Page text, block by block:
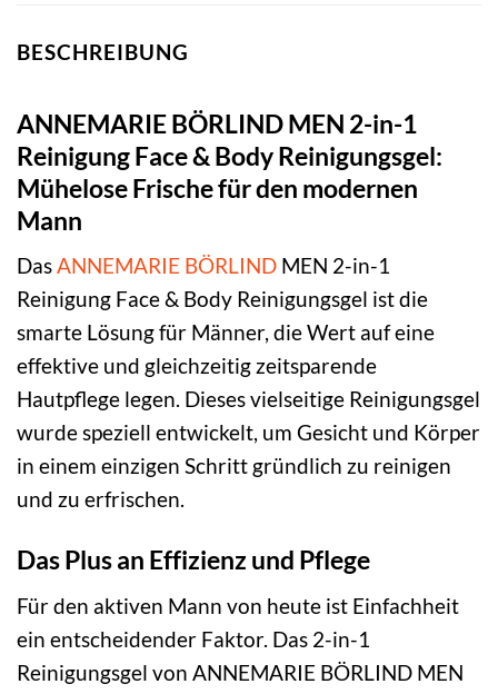
BESCHREIBUNG
ANNEMARIE BÖRLIND MEN 2-in-1
Reinigung Face & Body Reinigungsgel:
Mühelose Frische für den modernen
Mann
DasANNEMARIE BÖRLIND MEN 2-in-1
Reinigung Face & Body Reinigungsgel ist die
smarte Lösung für Männer, die Wert auf eine
effektive und gleichzeitig zeitsparende
Hautpflege legen. Dieses vielseitige Reinigungsgel
wurde speziell entwickelt, um Gesicht und Körper
in einem einzigen Schritt gründlich zu reinigen
und zu erfrischen.
Das Plus an Effizienz und Pflege
Für den aktiven Mann von heute ist Einfachheit
ein entscheidender Faktor. Das 2-in-1
Reinigungsgel von ANNEMARIE BÖRLIND MEN